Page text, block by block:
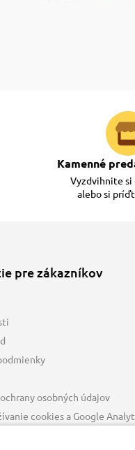
Kamenné
Vyzdvihnite si
alebo si
pre zákazníkov
osobných údajov
cookies a Google